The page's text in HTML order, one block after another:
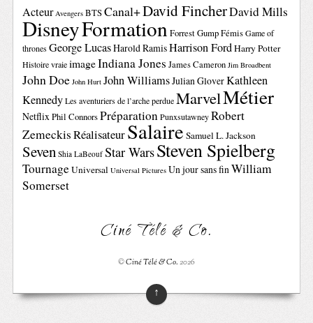
Acteur Avengers BTSCanal+David FincherDavid Mills
DisneyFormationForrest GumpFémis Game of
thrones George LucasHarold RamisHarrison FordHarry Potter
Histoire vraie imageIndiana Jones James Cameron Jim Broadbent
John Doe John Hurt John WilliamsJulian GloverKathleen
Kennedy Les aventuriers de l’arche perdue MarvelMétier
NetflixPhil ConnorsPréparation Punxsutawney Robert
ZemeckisRéalisateurSalaire Samuel L. Jackson
Seven Shia LaBeouf Star WarsSteven Spielberg
TournageUniversal Universal Pictures Un jour sans finWilliam
Somerset
Ciné Télé & Co.
©Ciné Télé & Co.2026
↑